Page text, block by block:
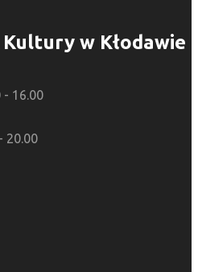
w Kłodawie
- 16.00
20.00